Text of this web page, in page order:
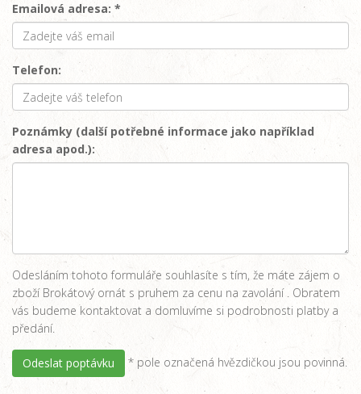
Emailová adresa: *
Telefon:
Poznámky (další potřebné informace jako například
adresa apod.):
Odesláním tohoto formuláře souhlasíte s tím, že máte zájem o
zboží Brokátový ornát s pruhem za cenu na zavolání . Obratem
vás budeme kontaktovat a domluvíme si podrobnosti platby a
předání.
Odeslat poptávku * pole označená hvězdičkou jsou povinná.